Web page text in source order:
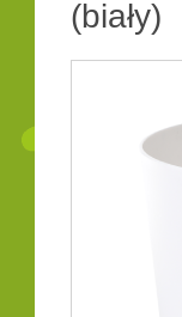
(biały)